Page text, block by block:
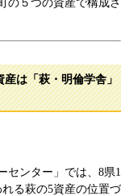
産は「萩・明倫学舎」
ンター」では、8県1
る萩の5資産の位置づ